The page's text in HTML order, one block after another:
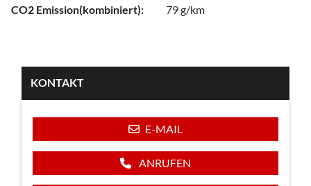
CO2 Emission(kombiniert): 79 g/km
KONTAKT
E-MAIL
ANRUFEN